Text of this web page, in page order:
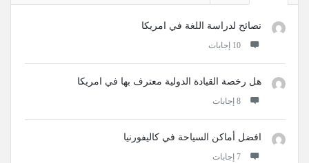
نصائح لدراسة اللغة في امريكا
‫10 إجابات
هل رخصة القيادة الدولية معترف بها في امريكا
‫8 إجابات
افضل أماكن السياحة في كاليفورنيا
‫7 إجابات